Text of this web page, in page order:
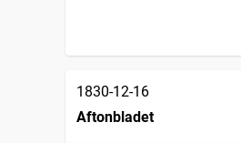
1830-12-16
Aftonbladet